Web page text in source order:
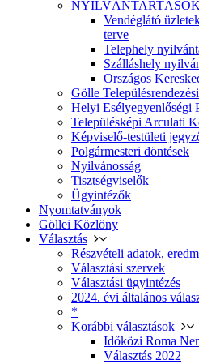
NYILVÁNTARTÁSOK
Vendéglátó
terve
Telephely
Szálláshely
Országos
Gölle
Helyi Esélyegyenlőségi
Településképi Arculati
Képviselő-testületi
Polgármesteri döntések
Nyilvánosság
Tisztségviselők
Ügyintézők
Nyomtatványok
Göllei Közlöny
Választás
Részvételi adatok,
Választási szervek
Választási ügyintézés
2024. évi általános
*
Korábbi választások
Időközi Roma
Választás 2022